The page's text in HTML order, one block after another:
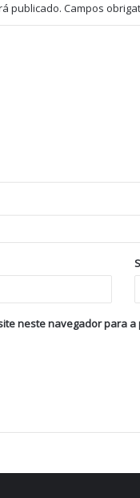
publicado. Campos
neste navegador para